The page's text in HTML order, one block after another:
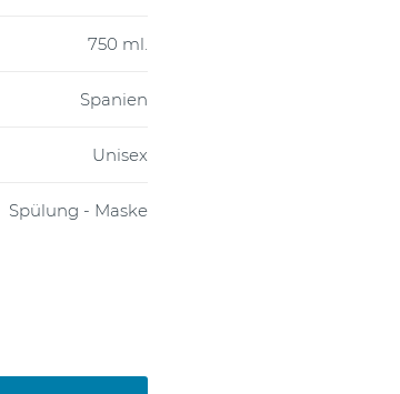
750 ml.
Spanien
Unisex
Spülung - Maske